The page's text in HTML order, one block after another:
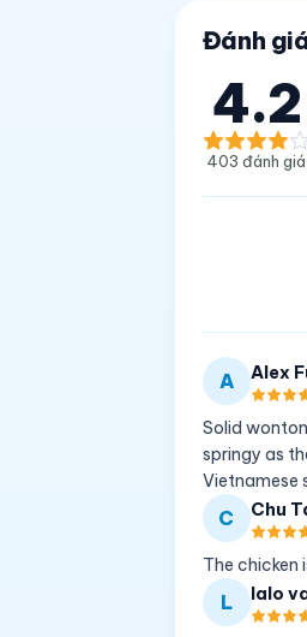
Đánh
4.2
403 đánh giá
A Alex
Solid
springy as
Vietnamese
C Chu
The chicken
L lalo